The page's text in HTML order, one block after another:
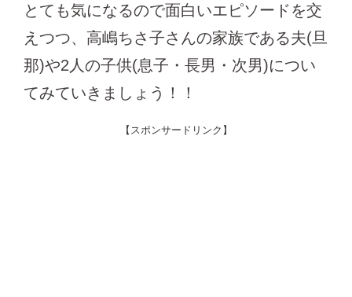
とても気になるので面白いエピソードを交
えつつ、高嶋ちさ子さんの家族である夫(旦
那)や2人の子供(息子・長男・次男)につい
てみていきましょう！！
【スポンサードリンク】